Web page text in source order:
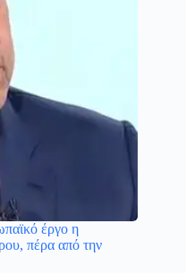
έργο η
πέρα από την